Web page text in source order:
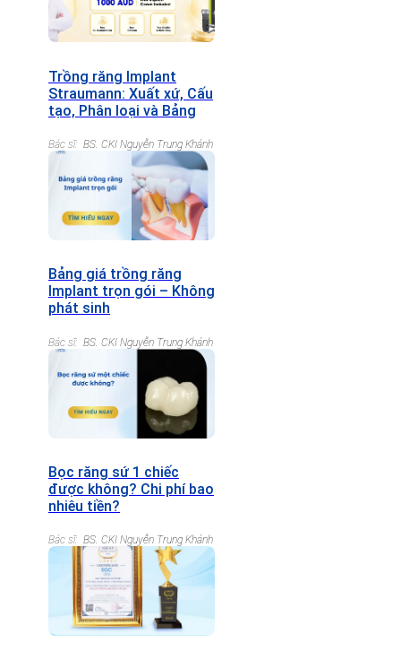
Trồng răng Implant
Straumann: Xuất xứ, Cấu
tạo, Phân loại và Bảng
Bác sĩ: BS. CKI Nguyễn Trung Khánh
Bảng giá trồng răng
Implant trọn gói – Không
phát sinh
Bác sĩ: BS. CKI Nguyễn Trung Khánh
Bọc răng sứ 1 chiếc
được không? Chi phí bao
nhiêu tiền?
Bác sĩ: BS. CKI Nguyễn Trung Khánh